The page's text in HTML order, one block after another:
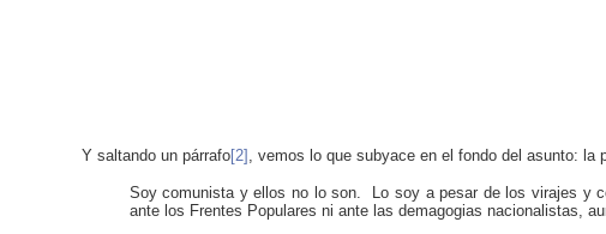
Y saltando un párrafo[2] , vemos lo que subyace en el fondo del asunto:
Soy comunista y ellos no lo son. Lo soy a pesar de los virajes y
ante los Frentes Populares ni ante las demagogias nacionalistas,